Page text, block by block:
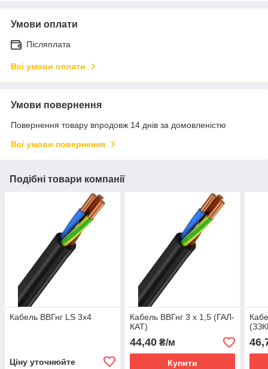
Умови оплати
Післяплата
Всі умови оплати
Умови повернення
Повернення товару впродовж 14 днів за домовленістю
Всі умови повернення
Подібні товари компанії
Кабель ВВГнг LS 3х4
Ціну уточнюйте
Кабель ВВГнг 3 х 1,5 (ГАЛ-
КАТ)
44,40₴/м
Купити